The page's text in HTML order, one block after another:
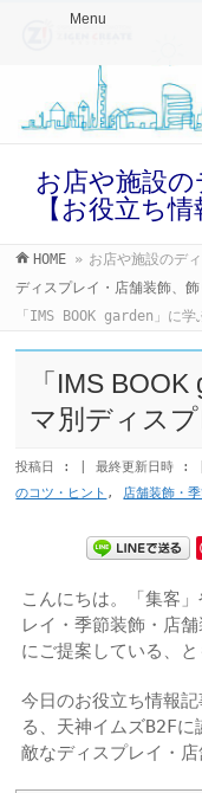
Menu
お店や施設
【お役立ち情
HOME » お店や施設のデ
ディスプレイ・店舗装飾、
「IMS BOOK garden」に
「IMS
マ別ディス
投稿日 : 最終更新日時 :
のコツ・ヒント , 店舗装飾・
こんにちは。「集客
レイ・季節装飾・店
にご提案している、と
今日のお役立ち情報
る、天神イムズB2F
敵なディスプレイ・店